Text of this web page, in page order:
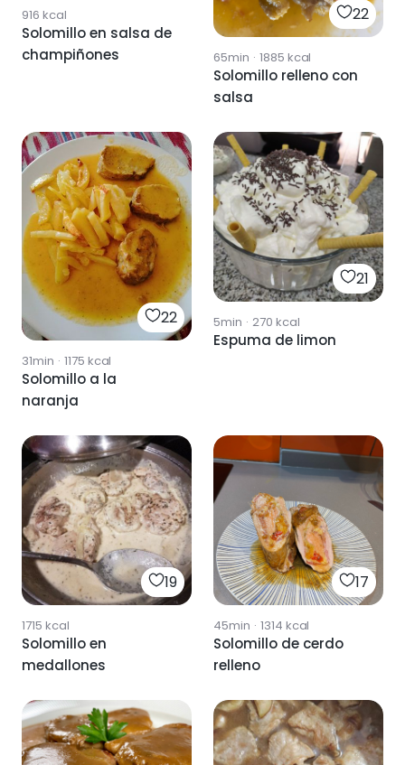
916 kcal
Solomillo en salsa de
champiñones
22
65min · 1885 kcal
Solomillo relleno con
salsa
22
31min · 1175 kcal
Solomillo a la
naranja
21
5min · 270 kcal
Espuma de limon
19
1715 kcal
Solomillo en
medallones
17
45min · 1314 kcal
Solomillo de cerdo
relleno